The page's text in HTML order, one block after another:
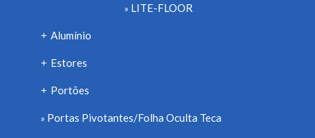
LITE-FLOOR
+ Alumínio
+ Estores
+ Portões
Portas Pivotantes/Folha Oculta Teca